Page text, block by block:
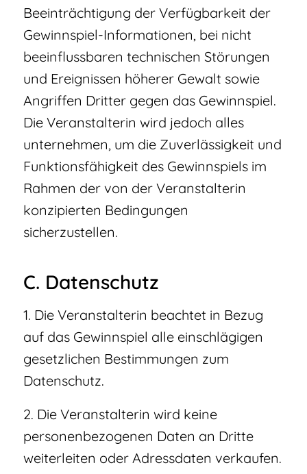
Beeinträchtigung der Verfügbarkeit der
Gewinnspiel-Informationen, bei nicht
beeinflussbaren technischen Störungen
und Ereignissen höherer Gewalt sowie
Angriffen Dritter gegen das Gewinnspiel.
Die Veranstalterin wird jedoch alles
unternehmen, um die Zuverlässigkeit und
Funktionsfähigkeit des Gewinnspiels im
Rahmen der von der Veranstalterin
konzipierten Bedingungen
sicherzustellen.
C. Datenschutz
1. Die Veranstalterin beachtet in Bezug
auf das Gewinnspiel alle einschlägigen
gesetzlichen Bestimmungen zum
Datenschutz.
2. Die Veranstalterin wird keine
personenbezogenen Daten an Dritte
weiterleiten oder Adressdaten verkaufen.